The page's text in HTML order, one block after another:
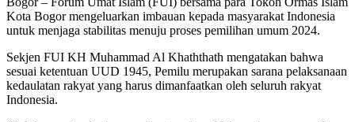
Kota Bogor mengeluarkan imbauan kepada masyarakat Indonesia
untuk menjaga stabilitas menuju proses pemilihan umum 2024.
Sekjen FUI KH Muhammad Al Khaththath mengatakan bahwa
sesuai ketentuan UUD 1945, Pemilu merupakan sarana pelaksanaan
kedaulatan rakyat yang harus dimanfaatkan oleh seluruh rakyat
Indonesia.